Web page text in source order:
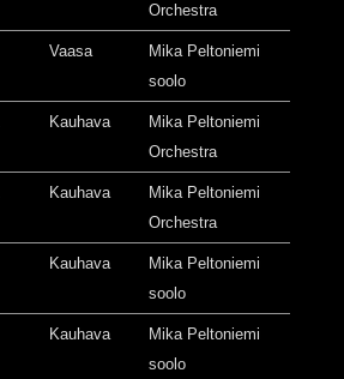
Orchestra
Vaasa
Mika Peltoniemi
soolo
Kauhava
Mika Peltoniemi
Orchestra
Kauhava
Mika Peltoniemi
Orchestra
Kauhava
Mika Peltoniemi
soolo
Kauhava
Mika Peltoniemi
soolo